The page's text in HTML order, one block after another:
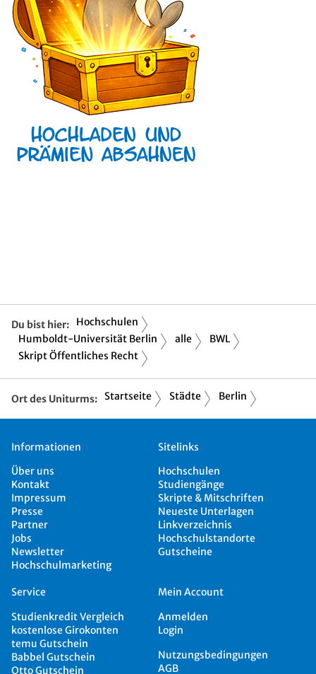
Du bist hier:
Hochschulen
Humboldt-Universität Berlin
alle
BWL
Skript Öffentliches Recht
Ort des Uniturms: Startseite Städte Berlin
Informationen
Über uns
Kontakt
Impressum
Presse
Partner
Jobs
Newsletter
Hochschulmarketing
Sitelinks
Hochschulen
Studiengänge
Skripte & Mitschriften
Neueste Unterlagen
Linkverzeichnis
Hochschulstandorte
Gutscheine
Service
Studienkredit Vergleich
kostenlose Girokonten
temu Gutschein
Babbel Gutschein
Otto Gutschein
Mein Account
Anmelden
Login
Nutzungsbedingungen
AGB